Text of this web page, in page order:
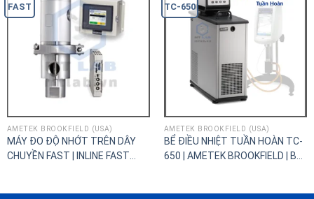
FAST
AMETEK BROOKFIELD (USA)
MÁY ĐO ĐỘ NHỚT TRÊN DÂY
CHUYỀN FAST | INLINE FAST
TC-650
AMETEK BROOKFIELD (USA)
BỂ ĐIỀU NHIỆT TUẦN HOÀN TC-
650 | AMETEK BROOKFIELD | Bể